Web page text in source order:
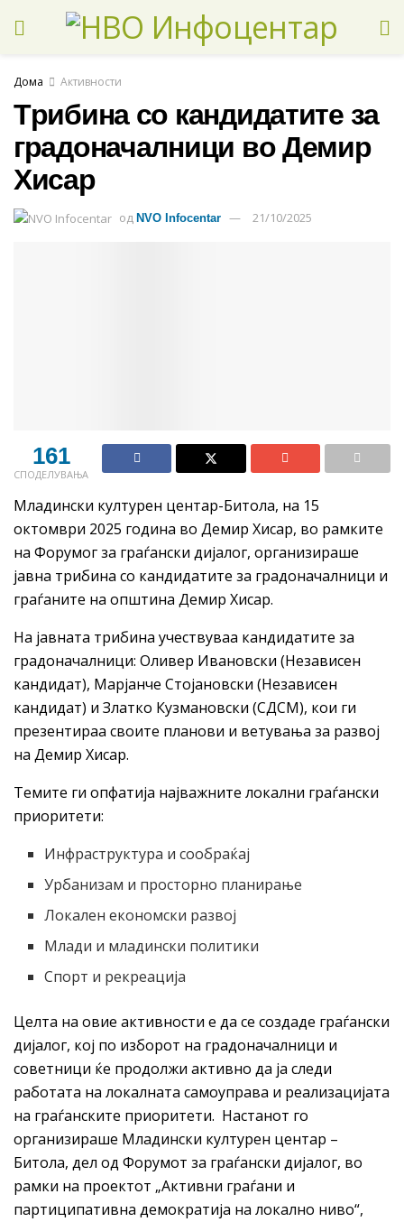
Дома Активности
Tрибина со кандидатите за
градоначалници во Демир
Хисар
од NVO Infocentar 21/10/2025
161
СПОДЕЛУВАЊА
Младински културен центар-Битола, на 15
октомври 2025 година во Демир Хисар, во рамките
на Форумог за граѓански дијалог, организираше
јавна трибина со кандидатите за градоначалници и
граѓаните на општина Демир Хисар.
На јавната трибина учествуваа кандидатите за
градоначалници: Оливер Ивановски (Независен
кандидат), Марјанче Стојановски (Независен
кандидат) и Златко Кузмановски (СДСМ), кои ги
презентираа своите планови и ветувања за развој
на Демир Хисар.
Темите ги опфатија најважните локални граѓански
приоритети:
Инфраструктура и сообраќај
Урбанизам и просторно планирање
Локален економски развој
Млади и младински политики
Спорт и рекреација
Целта на овие активности е да се создаде граѓански
дијалог, кој по изборот на градоначалници и
советници ќе продолжи активно да ја следи
работата на локалната самоуправа и реализацијата
на граѓанските приоритети. Настанот го
организираше Младински културен центар –
Битола, дел од Форумот за граѓански дијалог, во
рамки на проектот „Активни граѓани и
партиципативна демократија на локално ниво“,